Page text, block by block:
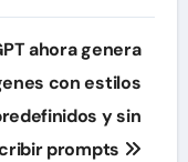
ahora genera
con estilos
y sin
prompts